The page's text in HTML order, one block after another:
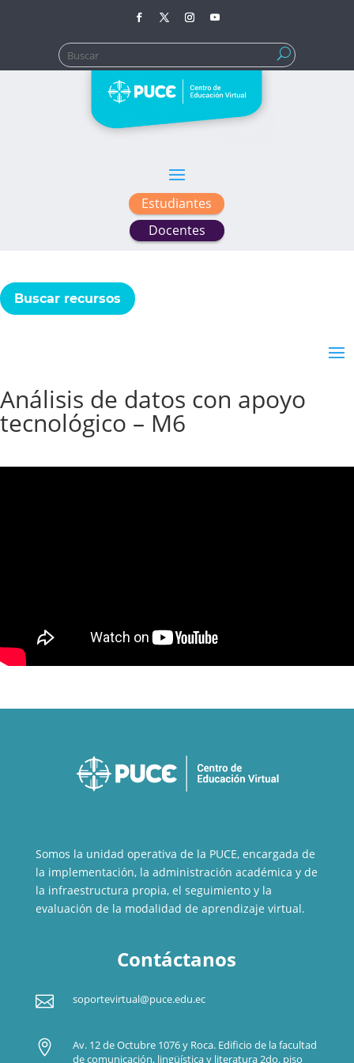
Buscar:
Estudiantes
Docentes
Buscar recursos
Análisis de datos con apoyo
tecnológico – M6
Somos la unidad operativa de la PUCE, encargada de
la implementación, la administración académica y de
la infraestructura propia, el seguimiento y la
evaluación de la modalidad de aprendizaje virtual.
Contáctanos
 soportevirtual@puce.edu.ec

Av. 12 de Octubre 1076 y Roca. Edificio de la facultad
de comunicación, lingüística y literatura 2do. piso